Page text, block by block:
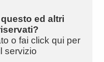
ed altri
o fai click qui per
servizio